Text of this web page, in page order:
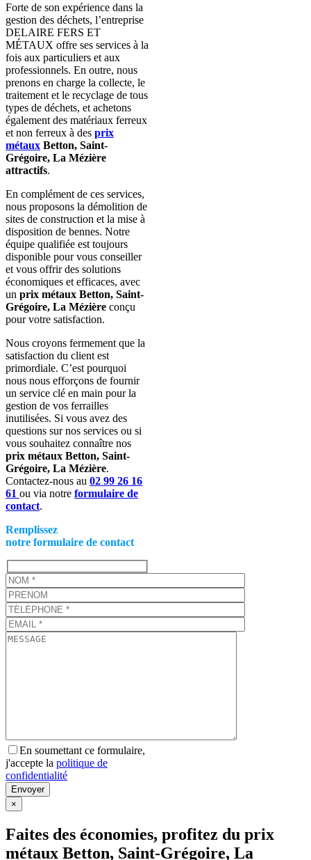
Forte de son expérience dans la
gestion des déchets, l’entreprise
DELAIRE FERS ET
MÉTAUX offre ses services à la
fois aux particuliers et aux
professionnels. En outre, nous
prenons en charge la collecte, le
traitement et le recyclage de tous
types de déchets, et achetons
également des matériaux ferreux
et non ferreux à des prix
métaux Betton, Saint-
Grégoire, La Mézière
attractifs.
En complément de ces services,
nous proposons la démolition de
sites de construction et la mise à
disposition de bennes. Notre
équipe qualifiée est toujours
disponible pour vous conseiller
et vous offrir des solutions
économiques et efficaces, avec
un prix métaux Betton, Saint-
Grégoire, La Mézière conçu
pour votre satisfaction.
Nous croyons fermement que la
satisfaction du client est
primordiale. C’est pourquoi
nous nous efforçons de fournir
un service clé en main pour la
gestion de vos ferrailles
inutilisées. Si vous avez des
questions sur nos services ou si
vous souhaitez connaître nos
prix métaux Betton, Saint-
Grégoire, La Mézière.
Contactez-nous au 02 99 26 16
61 ou via notre formulaire de
contact.
Remplissez
notre formulaire de contact
En soumettant ce formulaire,
j'accepte la politique de
confidentialité
×
Faites des économies, profitez du prix
métaux Betton, Saint-Grégoire, La